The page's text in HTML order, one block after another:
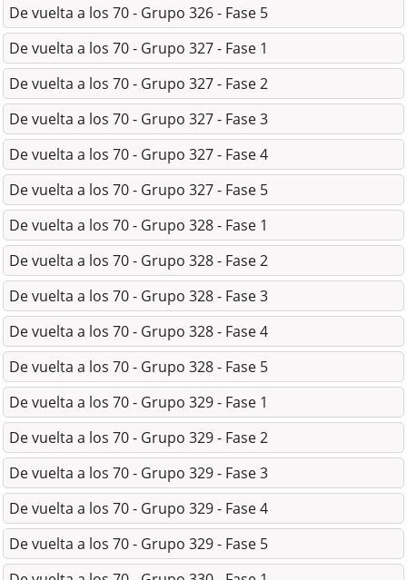
De vuelta a los 70 - Grupo 326 - Fase 5
De vuelta a los 70 - Grupo 327 - Fase 1
De vuelta a los 70 - Grupo 327 - Fase 2
De vuelta a los 70 - Grupo 327 - Fase 3
De vuelta a los 70 - Grupo 327 - Fase 4
De vuelta a los 70 - Grupo 327 - Fase 5
De vuelta a los 70 - Grupo 328 - Fase 1
De vuelta a los 70 - Grupo 328 - Fase 2
De vuelta a los 70 - Grupo 328 - Fase 3
De vuelta a los 70 - Grupo 328 - Fase 4
De vuelta a los 70 - Grupo 328 - Fase 5
De vuelta a los 70 - Grupo 329 - Fase 1
De vuelta a los 70 - Grupo 329 - Fase 2
De vuelta a los 70 - Grupo 329 - Fase 3
De vuelta a los 70 - Grupo 329 - Fase 4
De vuelta a los 70 - Grupo 329 - Fase 5